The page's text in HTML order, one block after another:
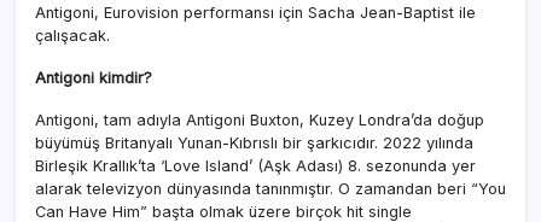
Antigoni, Eurovision performansı için Sacha Jean-Baptist ile
çalışacak.
Antigoni kimdir?
Antigoni, tam adıyla Antigoni Buxton, Kuzey Londra’da doğup
büyümüş Britanyalı Yunan-Kıbrıslı bir şarkıcıdır. 2022 yılında
Birleşik Krallık’ta ‘Love Island’ (Aşk Adası) 8. sezonunda yer
alarak televizyon dünyasında tanınmıştır. O zamandan beri “You
Can Have Him” başta olmak üzere birçok hit single